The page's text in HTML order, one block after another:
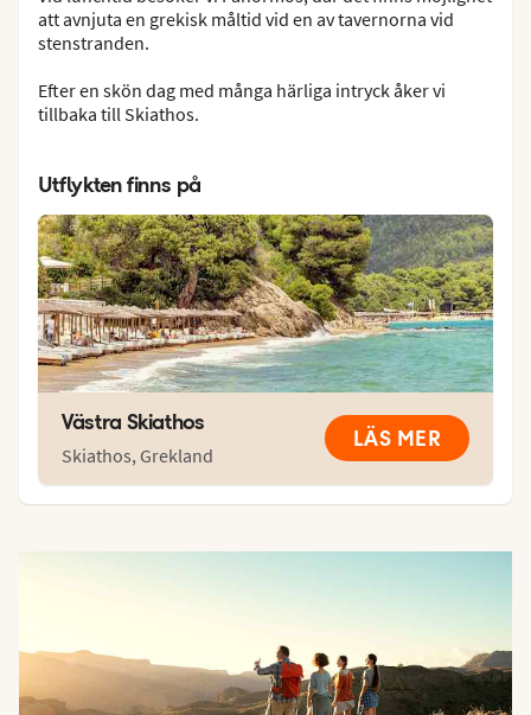
att avnjuta en grekisk måltid vid en av tavernorna vid
stenstranden.
Efter en skön dag med många härliga intryck åker vi
tillbaka till Skiathos.
Utflykten finns på
Västra Skiathos
Skiathos, Grekland
LÄS MER